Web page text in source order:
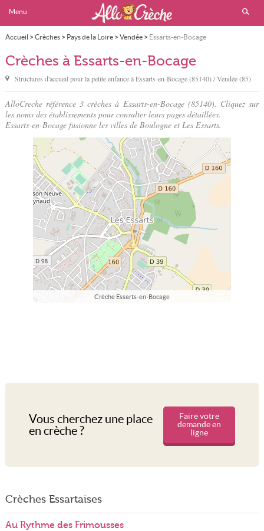
Menu
Accueil > Crèches> Pays de la Loire> Vendée> Essarts-en-Bocage
Crèches à Essarts-en-Bocage
Structures d'accueil pour la petite enfance àEssarts-en-Bocage(85140) / Vendée (85)
AlloCreche référence 3 crèches à Essarts-en-Bocage (85140). Cliquez sur
les noms des établissements pour consulter leurs pages détaillées.
Essarts-en-Bocage fusionne les villes de Boulogne et Les Essarts.
Crèche Essarts-en-Bocage
Vous cherchez une place
en crèche ?
Faire votre
demande en
ligne
Crèches Essartaises
Au Rythme des Frimousses